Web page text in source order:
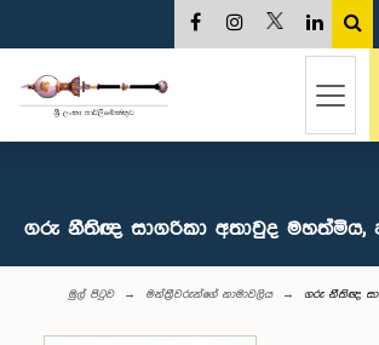
ගරු නීතිඥ සාගරිකා අතාවුද මහත්මිය,
මුල් පිටුව මන්ත්‍රීවරුන්‌ගේ නාමාවලිය ගරු නීතිඥ